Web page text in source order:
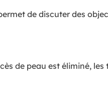
de discuter des
de peau est éliminé, les